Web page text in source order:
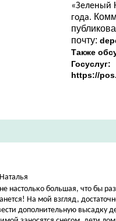
«Зеленый
года.
почту:
Также
Госуслуг:
https://
Наталья
настолько большая, что бы
На мой взгляд,
дополнительную высадку